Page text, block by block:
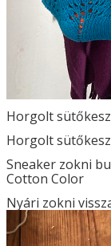
Horgolt
Horgolt
Sneaker zokni
Cotton Color
Nyári zokni